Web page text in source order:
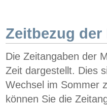
Zeitbezug der
Die Zeitangaben der
Zeit dargestellt. Dies
Wechsel im Sommer
können Sie die